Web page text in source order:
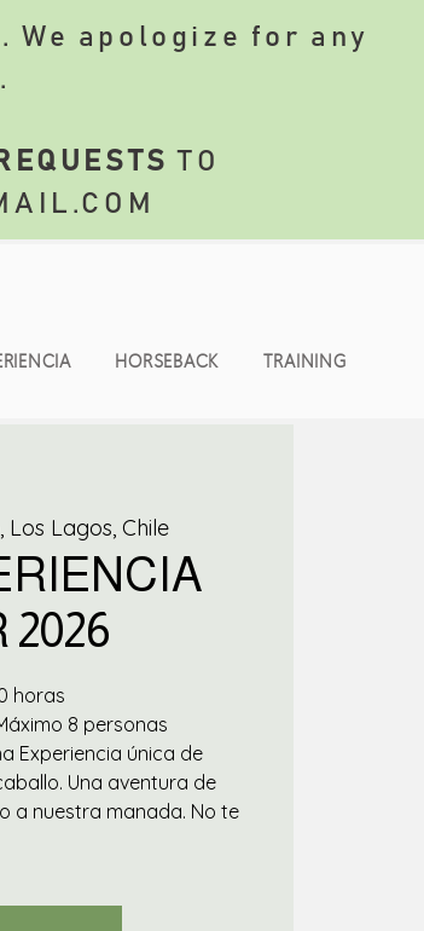
We apologize for any
TO
HORSEBACK TRAINING
Lagos, Chile
2026
horas
8 personas
Experiencia única de
Una aventura de
a nuestra manada. No te